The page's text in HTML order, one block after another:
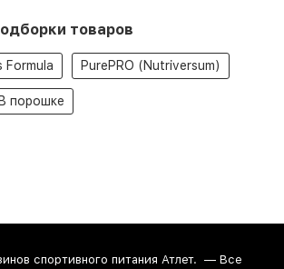
товаров
Formula PurePRO (Nutriversum)
В порошке
спортивного питания Атлет. — Все